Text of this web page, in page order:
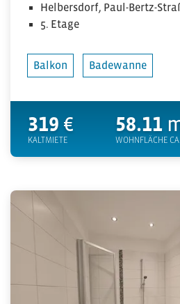
Helbersdorf, Paul-Bertz-
5. Etage
Balkon Badewanne
319 €
KALTMIETE
58.11
WOHNFLÄCHE CA.